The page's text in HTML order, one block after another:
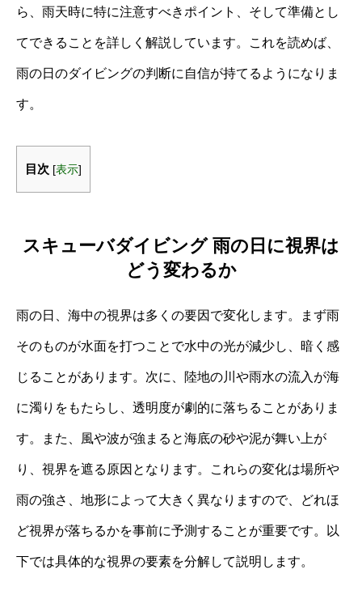
ら、雨天時に特に注意すべきポイント、そして準備とし
てできることを詳しく解説しています。これを読めば、
雨の日のダイビングの判断に自信が持てるようになりま
す。
目次 [表示]
スキューバダイビング 雨の日に視界は
どう変わるか
雨の日、海中の視界は多くの要因で変化します。まず雨
そのものが水面を打つことで水中の光が減少し、暗く感
じることがあります。次に、陸地の川や雨水の流入が海
に濁りをもたらし、透明度が劇的に落ちることがありま
す。また、風や波が強まると海底の砂や泥が舞い上が
り、視界を遮る原因となります。これらの変化は場所や
雨の強さ、地形によって大きく異なりますので、どれほ
ど視界が落ちるかを事前に予測することが重要です。以
下では具体的な視界の要素を分解して説明します。